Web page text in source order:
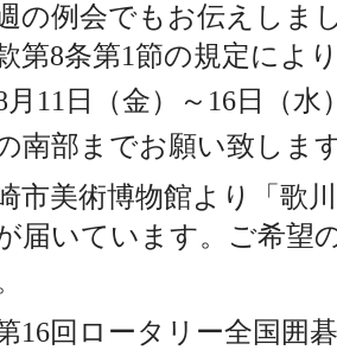
の例会でもお伝えしま
第8条第1節の規定によ
月11日（金）～16日（
南部までお願い致しま
市美術博物館より「歌
届いています。ご希望
第16回ロータリー全国囲